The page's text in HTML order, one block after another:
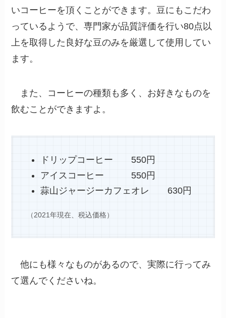
いコーヒーを頂くことができます。豆にもこだわ
っているようで、専門家が品質評価を行い80点以
上を取得した良好な豆のみを厳選して使用してい
ます。
また、コーヒーの種類も多く、お好きなものを
飲むことができますよ。
ドリップコーヒー 550円
アイスコーヒー 550円
蒜山ジャージーカフェオレ 630円
（2021年現在、税込価格）
他にも様々なものがあるので、実際に行ってみ
て選んでくださいね。